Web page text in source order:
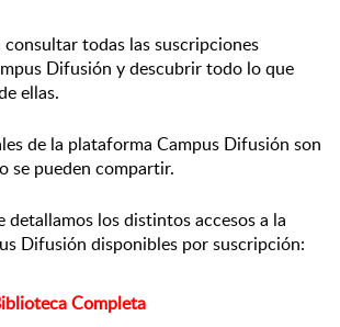
consultar todas las suscripciones
Difusión y descubrir todo lo que
ellas.
de la plataforma Campus Difusión son
se pueden compartir.
los distintos accesos a la
Difusión disponibles por suscripción:
Completa